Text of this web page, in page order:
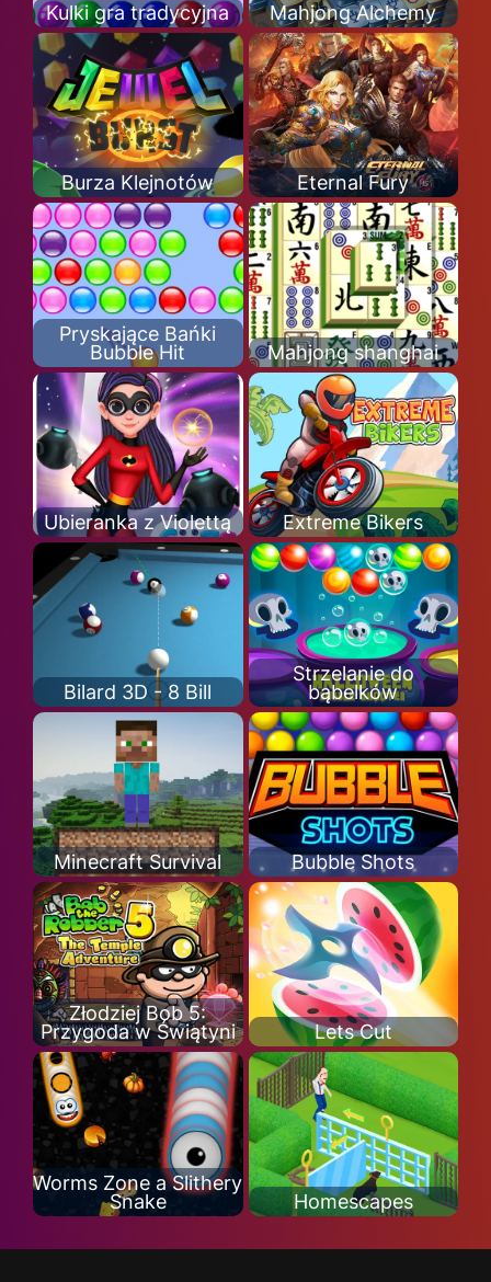
Kulki gra tradycyjna Mahjong Alchemy
Burza Klejnotów Eternal Fury
Pryskające Bańki
Bubble Hit
Mahjong shanghai
Ubieranka z Violettą Extreme Bikers
Bilard 3D - 8 Bill
Strzelanie do
bąbelków
Minecraft Survival Bubble Shots
Złodziej Bob 5:
Przygoda w Świątyni
Lets Cut
Worms Zone a Slithery
Snake
Homescapes